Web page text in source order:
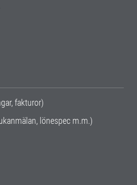
fakturor)
lönespec m.m.)